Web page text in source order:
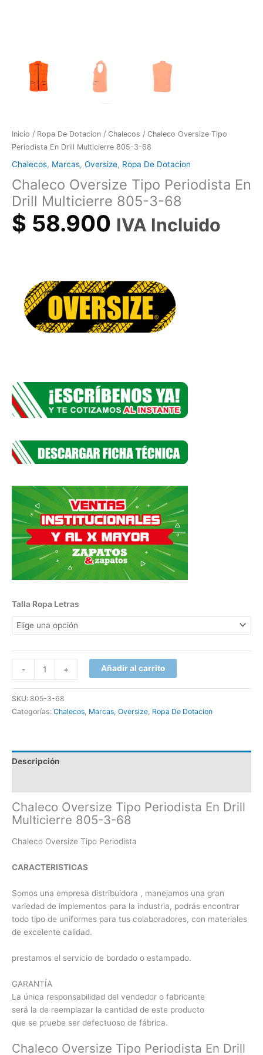
Inicio / Ropa De Dotacion / Chalecos / Chaleco Oversize Tipo
Periodista En Drill Multicierre 805-3-68
Chalecos, Marcas, Oversize, Ropa De Dotacion
Chaleco Oversize Tipo Periodista En
Drill Multicierre 805-3-68
$ 58.900 IVA Incluido
Talla Ropa Letras
- + Añadir al carrito
SKU: 805-3-68
Categorías: Chalecos, Marcas, Oversize, Ropa De Dotacion
Descripción
Chaleco Oversize Tipo Periodista En Drill
Multicierre 805-3-68
Chaleco Oversize Tipo Periodista
CARACTERISTICAS
Somos una empresa distribuidora , manejamos una gran
variedad de implementos para la industria, podrás encontrar
todo tipo de uniformes para tus colaboradores, con materiales
de excelente calidad.
prestamos el servicio de bordado o estampado.
GARANTÍA
La única responsabilidad del vendedor o fabricante
será la de reemplazar la cantidad de este producto
que se pruebe ser defectuoso de fábrica.
Chaleco Oversize Tipo Periodista En Drill